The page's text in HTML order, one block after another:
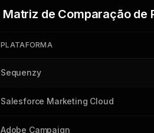
Matriz de Comparação de
PLATAFORMA
Sequenzy
Salesforce Marketing Cloud
Adobe Campaign